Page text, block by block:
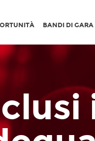
BANDI DI GARA